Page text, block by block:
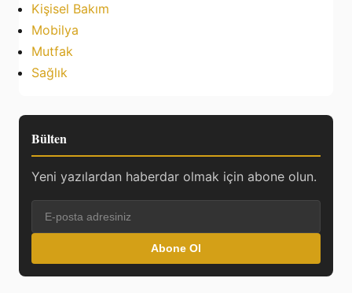
Kişisel Bakım
Mobilya
Mutfak
Sağlık
Bülten
Yeni yazılardan haberdar olmak için abone olun.
Abone Ol